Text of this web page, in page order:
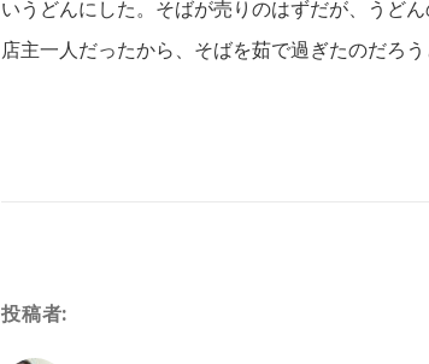
いうどんにした。そばが売りのはずだが、うど
店主一人だったから、そばを茹で過ぎたのだろ
投稿者: